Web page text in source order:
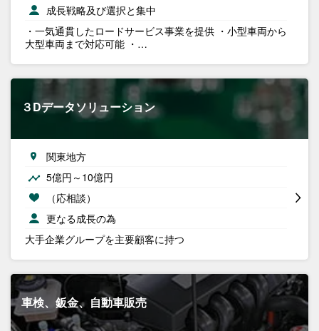
成長戦略及び選択と集中
・一気通貫したロードサービス事業を提供 ・小型車両から
大型車両まで対応可能 ・…
３Dデータソリューション
関東地方
5億円～10億円
（応相談）
更なる成長の為
大手企業グループを主要顧客に持つ
車検、鈑金、自動車販売